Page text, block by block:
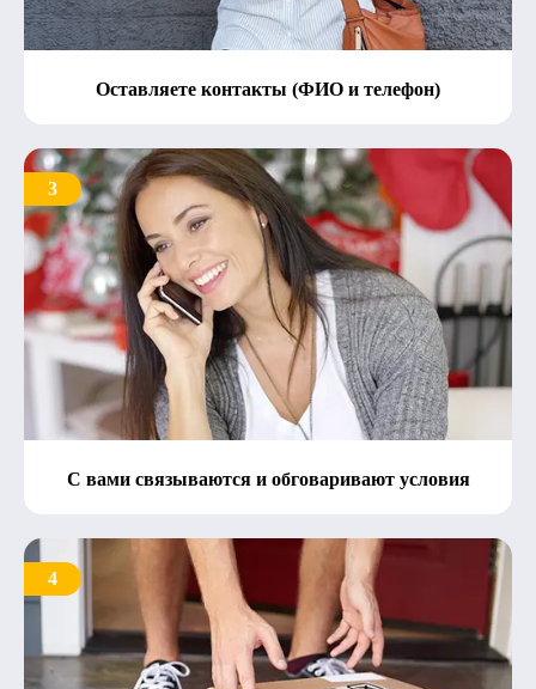
Оставляете контакты (ФИО и телефон)
3
С вами связываются и обговаривают условия
4